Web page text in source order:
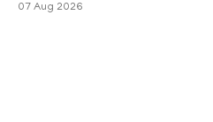
Sowrnalingam has taken a new
07 Aug 2026